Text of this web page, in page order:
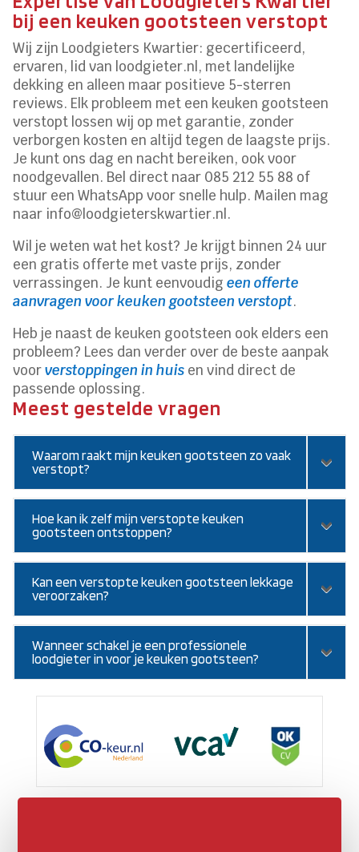
bij een keuken gootsteen verstopt
Wij zijn Loodgieters Kwartier: gecertificeerd,
ervaren, lid van loodgieter.nl, met landelijke
dekking en alleen maar positieve 5-sterren
reviews. Elk probleem met een keuken gootsteen
verstopt lossen wij op met garantie, zonder
verborgen kosten en altijd tegen de laagste prijs.
Je kunt ons dag en nacht bereiken, ook voor
noodgevallen. Bel direct naar 085 212 55 88 of
stuur een WhatsApp voor snelle hulp. Mailen mag
naar info@loodgieterskwartier.nl.
Wil je weten wat het kost? Je krijgt binnen 24 uur
een gratis offerte met vaste prijs, zonder
verrassingen. Je kunt eenvoudigeen offerte
aanvragen voor keuken gootsteen verstopt.
Heb je naast de keuken gootsteen ook elders een
probleem? Lees dan verder over de beste aanpak
voorverstoppingen in huis en vind direct de
passende oplossing.
Meest gestelde vragen
Waarom raakt mijn keuken gootsteen zo vaak
verstopt?
Hoe kan ik zelf mijn verstopte keuken
gootsteen ontstoppen?
Kan een verstopte keuken gootsteen lekkage
veroorzaken?
Wanneer schakel je een professionele
loodgieter in voor je keuken gootsteen?